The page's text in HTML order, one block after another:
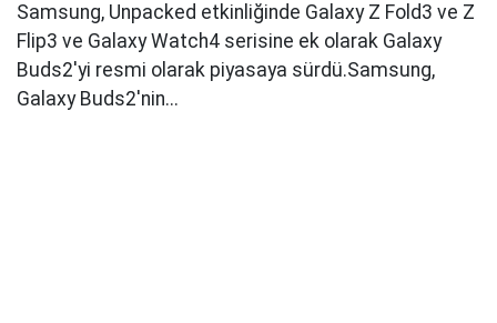
Samsung, Unpacked etkinliğinde Galaxy Z Fold3 ve Z
Flip3 ve Galaxy Watch4 serisine ek olarak Galaxy
Buds2'yi resmi olarak piyasaya sürdü.Samsung,
Galaxy Buds2'nin...